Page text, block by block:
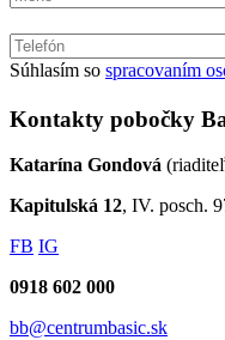
Súhlasím so spracovaním
Kontakty pobočky
Katarína Gondová
Kapitulská 12, IV. posch.
FB IG
0918 602 000
bb@centrumbasic.sk